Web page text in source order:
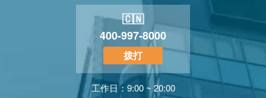
🇨🇳
400-997-8000
拨打
工作日：9:00 ~ 20:00